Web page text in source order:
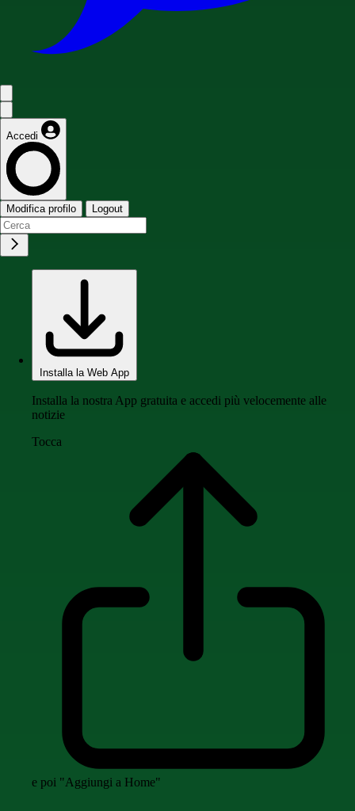
Accedi
Modifica profilo Logout
Installa la Web App
Installa la nostra App gratuita e accedi più velocemente alle
notizie
Tocca
e poi "Aggiungi a Home"